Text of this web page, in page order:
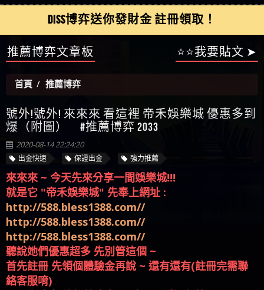
金 被M.L.Edge詐騙的錢一招拿回
不是詐騙 Robinhood是真的嗎 被Robinhood詐騙的錢怎
麼辦 本文教你如何拿回被騙資金
資金賴zg369】FLTO是詐騙嗎 FLTO是不是詐騙 FLTO是
真的嗎 被FLTO詐騙的錢怎麼辦 本文教你如何拿回
被騙資金
【其他問題】 遇詐騙求救賴【zg369】八旬老翁被
ALYWS詐騙家破人亡 ALYWS是真的嗎 ALYWS是不是詐騙
ALYWS是詐騙嗎 （ALYWS）無法出金 請小心群組暗椿
【其他問題】 一招教你揭秘新型詐騙手法 （受害
者免費援助賴zg369）當當詐騙 當當是不是詐騙 當
當是真的嗎 當當是詐騙嗎 六旬老婦深信當當高獲
利回報被騙的家破人亡
【黃伊珊】不推薦爛公司
金
【陳順堪】黑網出金幾次後贏了就不出金出
【玩運彩】
【蘇俊曄】所以會出金嗎現在也是一樣的狀況
推薦博弈文章板 ⭐⭐我要貼文 ➤
首頁 推薦博弈
號外!號外! 來來來 看這裡 帝禾娛樂城 優惠多到
爆（附圖） #推薦博弈 2033
2020-08-14 22:24:20
來來來 ~ 今天先來分享一間娛樂城!!!
就是它 "帝禾娛樂城" 先奉上網址 :
http://588.bless1388.com//
http://588.bless1388.com//
http://588.bless1388.com//
聽說她們優惠超多 先別管這個 ~
首先註冊 先領個體驗金再說 ~ 還有還有(註冊完需聯
絡客服唷)
只要你敢贏 他們就敢出 ~ (也是要看運氣拉